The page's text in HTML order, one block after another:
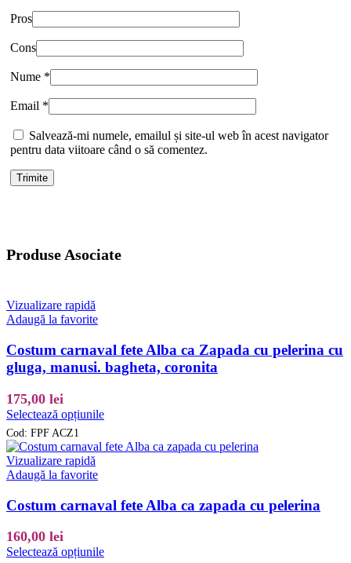
Pros
Cons
Nume *
Email *
Salvează-mi numele, emailul și site-ul web în acest navigator
pentru data viitoare când o să comentez.
Produse Asociate
Vizualizare rapidă
Adaugă la favorite
Costum carnaval fete Alba ca Zapada cu pelerina cu
gluga, manusi. bagheta, coronita
175,00 lei
Selectează opțiunileAcest
are
mai
Opțiunile
pot
în
Cod: FPF ACZ1
Vizualizare rapidă
Adaugă la favorite
Costum carnaval fete Alba ca zapada cu pelerina
160,00 lei
Selectează opțiunileAcest